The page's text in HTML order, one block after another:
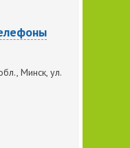
Минск, ул.